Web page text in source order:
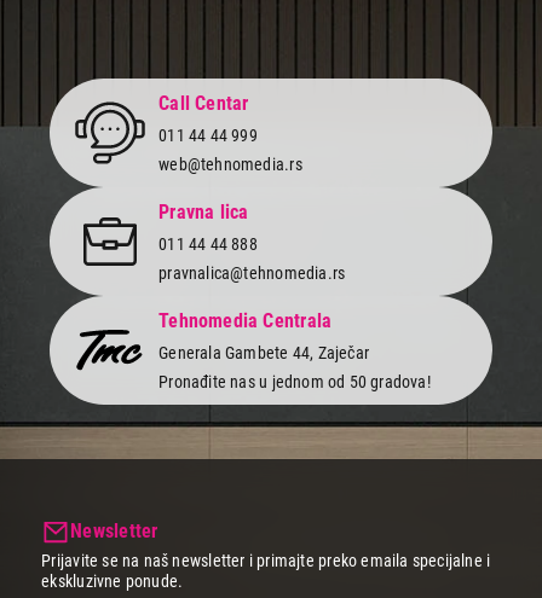
Call Centar
011 44 44 999
web@tehnomedia.rs
Pravna lica
011 44 44 888
pravnalica@tehnomedia.rs
Tehnomedia Centrala
Generala Gambete 44, Zaječar
Pronađite nas u jednom od 50 gradova!
Newsletter
Prijavite se na naš newsletter i primajte preko emaila specijalne i
ekskluzivne ponude.